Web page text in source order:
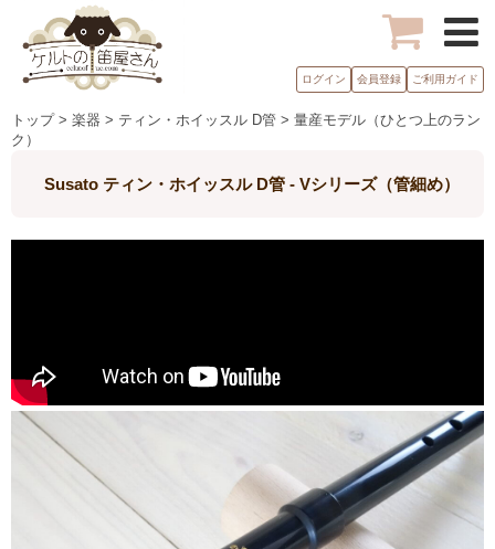
ログイン 会員登録 ご利用ガイド
トップ > 楽器 > ティン・ホイッスル D管 > 量産モデル（ひとつ上のラン
ク）
Susato ティン・ホイッスル D管 - Vシリーズ（管細め）